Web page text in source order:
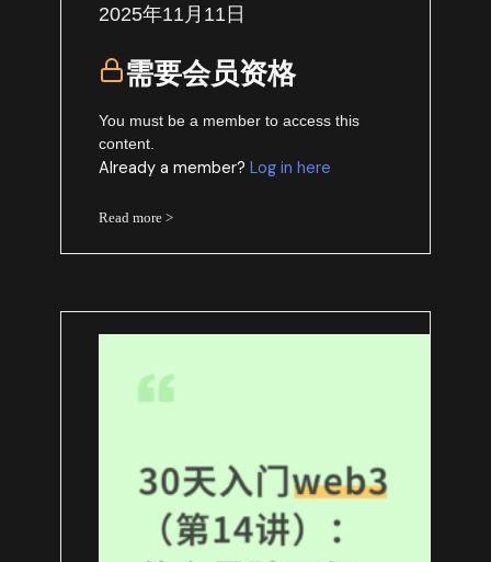
2025年11月11日
需要会员资格
You must be a member to access this
content.
Already a member?Log in here
Read more >